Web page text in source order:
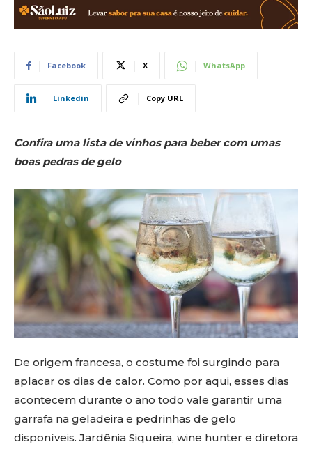
Facebook X WhatsApp
Linkedin Copy URL
Confira uma lista de vinhos para beber com umas
boas pedras de gelo
De origem francesa, o costume foi surgindo para
aplacar os dias de calor. Como por aqui, esses dias
acontecem durante o ano todo vale garantir uma
garrafa na geladeira e pedrinhas de gelo
disponíveis. Jardênia Siqueira, wine hunter e diretora